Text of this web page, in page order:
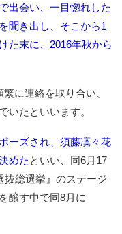
出会い、一目惚れした
聞き出し、そこから1
た末に、2016年秋から
に連絡を取り合い、
いたといいます。
ーズされ、須藤凜々花
めた といい、同6月17
抜総選挙』のステージ
醸す中で同8月に